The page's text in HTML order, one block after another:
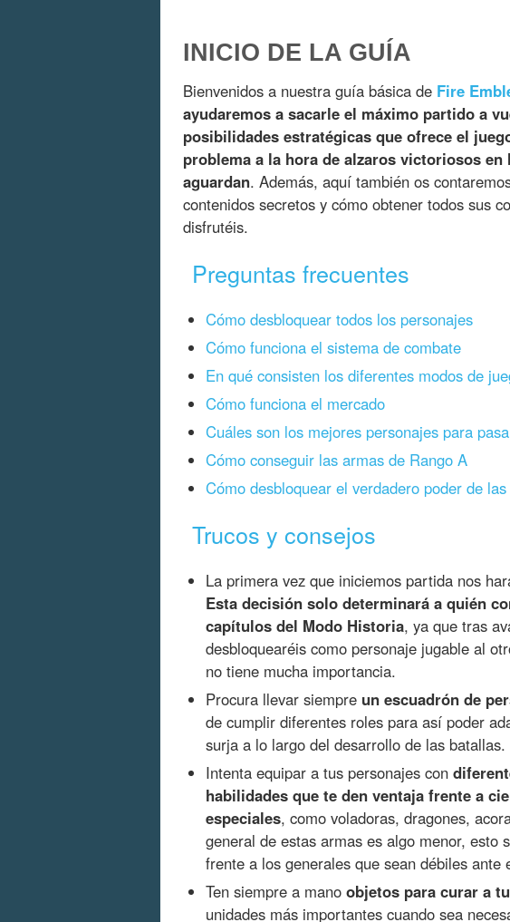
INICIO DE LA GUÍA
Bienvenidos a nuestra guía básica de Fire
ayudaremos a sacarle el máximo partido a
posibilidades estratégicas que ofrece el
problema a la hora de alzaros victoriosos
aguardan. Además, aquí también os
contenidos secretos y cómo obtener todos sus
disfrutéis.
Preguntas frecuentes
Cómo desbloquear todos los personajes
Cómo funciona el sistema de combate
En qué consisten los diferentes modos de
Cómo funciona el mercado
Cuáles son los mejores personajes para
Cómo conseguir las armas de Rango A
Cómo desbloquear el verdadero poder de
Trucos y consejos
La primera vez que iniciemos partida nos
Esta decisión solo determinará a quién
capítulos del Modo Historia, ya que tras
desbloquearéis como personaje jugable al
no tiene mucha importancia.
Procura llevar siempre un escuadrón de
de cumplir diferentes roles para así poder
surja a lo largo del desarrollo de las batallas.
Intenta equipar a tus personajes con
habilidades que te den ventaja frente a
especiales, como voladoras, dragones,
general de estas armas es algo menor, esto
frente a los generales que sean débiles ante
Ten siempre a mano objetos para curar a
unidades más importantes cuando sea